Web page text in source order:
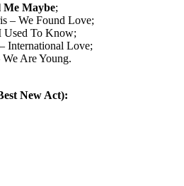
Me Maybe;
We Found Love;
To Know;
Love;
Are Young.
New Act):